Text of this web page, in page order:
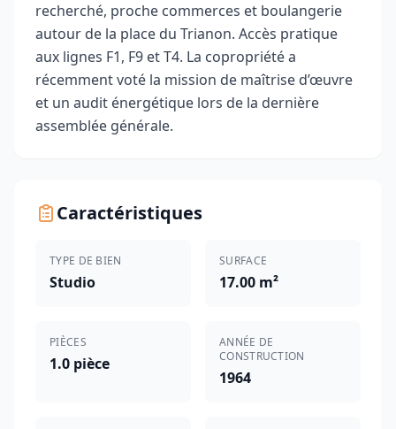
recherché, proche commerces et boulangerie
autour de la place du Trianon. Accès pratique
aux lignes F1, F9 et T4. La copropriété a
récemment voté la mission de maîtrise d’œuvre
et un audit énergétique lors de la dernière
assemblée générale.
Caractéristiques
TYPE DE BIEN
Studio
SURFACE
17.00 m²
PIÈCES
1.0 pièce
ANNÉE DE
CONSTRUCTION
1964